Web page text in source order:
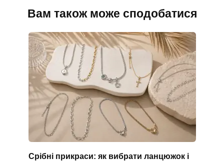
Вам також може сподобатися
Срібні прикраси: як вибрати ланцюжок і